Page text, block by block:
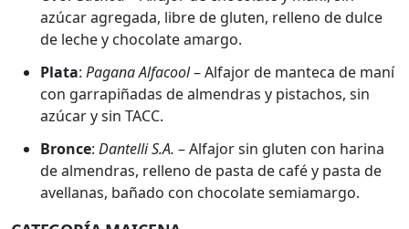
azúcar agregada, libre de gluten, relleno de dulce
de leche y chocolate amargo.
Plata: Pagana Alfacool– Alfajor de manteca de maní
con garrapiñadas de almendras y pistachos, sin
azúcar y sin TACC.
Bronce: Dantelli S.A. – Alfajor sin gluten con harina
de almendras, relleno de pasta de café y pasta de
avellanas, bañado con chocolate semiamargo.